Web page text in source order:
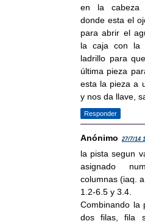
en la cabeza
donde esta el
para abrir el
la caja con la
ladrillo para
última pieza
esta la pieza a
y nos da llave,
Responder
Anónimo 27/7/14
la pista segun
asignado
columnas (iaq.
1.2-6.5 y 3.4.
Combinando la
dos filas, fila